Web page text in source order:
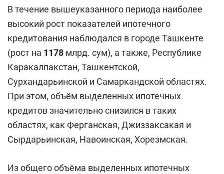
В течение вышеуказанного периода наиболее
высокий рост показателей ипотечного
кредитования наблюдался в городе Ташкенте
(рост на 1178 млрд. сум), а также, Республике
Каракалпакстан, Ташкентской,
Сурхандарьинской и Самаркандской областях.
При этом, объём выделенных ипотечных
кредитов значительно снизился в таких
областях, как Ферганская, Джиззаксакая и
Сырдарьинская, Навоинская, Хорезмская.
Из общего объёма выделенных ипотечных